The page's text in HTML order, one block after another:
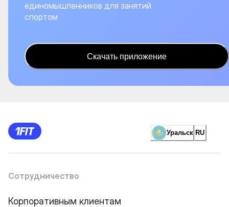
единомышленников для занятий
спортом
Скачать приложение
Уральск RU
Сотрудничество
Корпоративным клиентам